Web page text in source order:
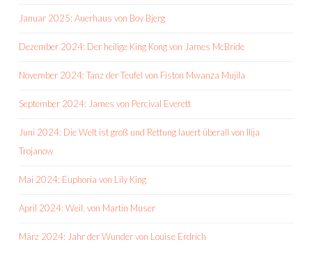
Januar 2025: Auerhaus von Bov Bjerg
Dezember 2024: Der heilige King Kong von James McBride
November 2024: Tanz der Teufel von Fiston Mwanza Mujila
September 2024: James von Percival Everett
Juni 2024: Die Welt ist groß und Rettung lauert überall von Ilija
Trojanow
Mai 2024: Euphoria von Lily King
April 2024: Weil. von Martin Muser
März 2024: Jahr der Wunder von Louise Erdrich